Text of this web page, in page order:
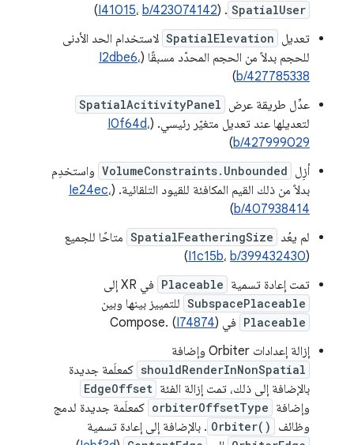
SpatialUser
. (
I41015، b/423074142
)
تعديل SpatialElevation لاستخدام الحد الأدنى
للحجم بدلاً من الحجم المحدّد مسبقًا ( I2dbe6،
b/427785338
)
عدِّل طريقة عرض SpatialAcitivityPanel
لتعديلها عند تعديل متغيّر رئيسي. ( I0f64d،
b/427999029
)
أزِل VolumeConstraints.Unbounded واستخدِم
بدلاً من ذلك القيم المكافئة للقيود التلقائية. ( Ie24ec،
b/407938414
)
لم يعُد SpatialFeatheringSize متاحًا للجميع
(
I1c15b، b/399432430
)
تمت إعادة تسمية Placeable في XR إلى
SubspacePlaceable للتمييز بينها وبين
Placeable في Compose. ( I74874)
إزالة إعدادات Orbiter وإضافة
shouldRenderInNonSpatial كمعلَمة جديدة
بالإضافة إلى ذلك، تمت إزالة الفئة EdgeOffset
وإضافة orbiterOffsetType كمعلَمة جديدة لدمج
وظائف
Orbiter() . بالإضافة إلى إعادة تسمية